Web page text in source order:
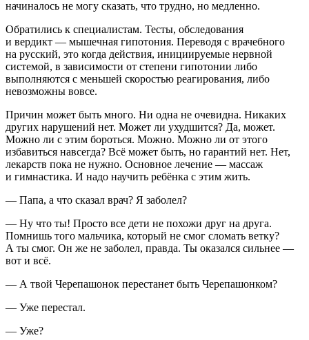
начиналось не могу сказать, что трудно, но медленно.
Обратились к специалистам. Тесты, обследования
и вердикт — мышечная гипотония. Переводя с врачебного
на русский, это когда действия, инициируемые нервной
системой, в зависимости от степени гипотонии либо
выполняются с меньшей скоростью реагирования, либо
невозможны вовсе.
Причин может быть много. Ни одна не очевидна. Никаких
других нарушений нет. Может ли ухудшится? Да, может.
Можно ли с этим бороться. Можно. Можно ли от этого
избавиться навсегда? Всё может быть, но гарантий нет. Нет,
лекарств пока не нужно. Основное лечение — массаж
и гимнастика. И надо научить ребёнка с этим жить.
— Папа, а что сказал врач? Я заболел?
— Ну что ты! Просто все дети не похожи друг на друга.
Помнишь того мальчика, который не смог сломать ветку?
А ты смог. Он же не заболел, правда. Ты оказался сильнее —
вот и всё.
— А твой Черепашонок перестанет быть Черепашонком?
— Уже перестал.
— Уже?